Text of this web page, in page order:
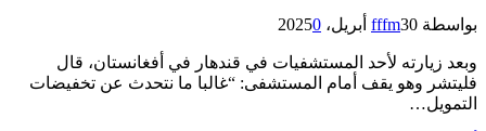
بواسطة fffm30 أبريل، 2025 0
وبعد زيارته لأحد المستشفيات في قندهار في أفغانستان، قال
فليتشر وهو يقف أمام المستشفى: “غالبا ما نتحدث عن تخفيضات
التمويل…